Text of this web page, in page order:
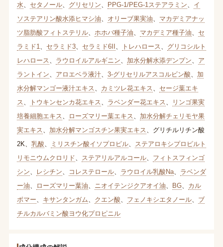
水 セタノール、 グリセリン PPG-1/PEG-1ステアラミン
イ
ソステアリン酸水添ヒマシ油
オリーブ果実油
マカデミアナッ
ツ脂肪酸フィトステリル、 ホホバ種子油 マカデミア種子油
セ
ラミド1
セラミド3、 セラミド6II トレハロース
グリコシルト
レハロース
ラウロイルアルギニン 加水分解水添デンプン
ア
ラントイン
アロエベラ液汁、 3-グリセリルアスコルビン酸
加
水分解マンゴー液汁エキス
カミツレ花エキス
セージ葉エキ
ス
トウキンセンカ花エキス ラベンダー花エキス
リンゴ果実
培養細胞エキス
ローズマリー葉エキス
加水分解チェリモヤ果
実エキス
加水分解マンゴスチン果実エキス
グリチルリチン酸
2K
乳酸 ミリスチン酸イソプロピル、
ステアロキシプロピルト
リモニウムクロリド
ステアリルアルコール、 フィトスフィンゴ
シン
レシチン コレステロール、 ラウロイル乳酸Na、 ラベンダ
ー油
ローズマリー葉油 ニオイテンジクアオイ油 BG、 カル
ボマー
キサンタンガム クエン酸 フェノキシエタノール、 ブ
チルカルバミン酸ヨウ化プロピニル